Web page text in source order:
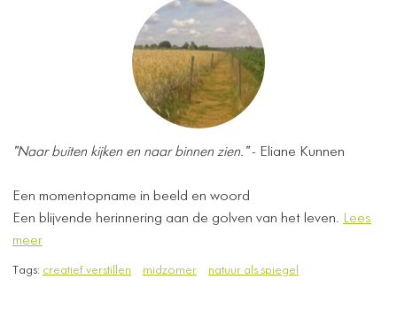
"Naar buiten kijken en naar binnen zien."- Eliane Kunnen
Een momentopname in beeld en woord
Een blijvende herinnering aan de golven van het leven. Lees
meer
Tags: creatief verstillen midzomer natuur als spiegel